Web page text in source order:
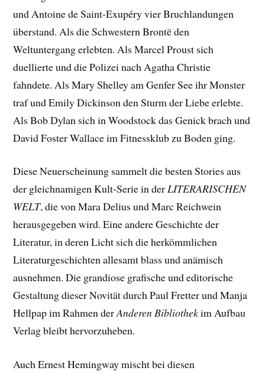
und Antoine de Saint-Exupéry vier Bruchlandungen
überstand. Als die Schwestern Brontë den
Weltuntergang erlebten. Als Marcel Proust sich
duellierte und die Polizei nach Agatha Christie
fahndete. Als Mary Shelley am Genfer See ihr Monster
traf und Emily Dickinson den Sturm der Liebe erlebte.
Als Bob Dylan sich in Woodstock das Genick brach und
David Foster Wallace im Fitnessklub zu Boden ging.
Diese Neuerscheinung sammelt die besten Stories aus
der gleichnamigen Kult-Serie in derLITERARISCHEN
WELT, die von Mara Delius und Marc Reichwein
herausgegeben wird. Eine andere Geschichte der
Literatur, in deren Licht sich die herkömmlichen
Literaturgeschichten allesamt blass und anämisch
ausnehmen. Die grandiose grafische und editorische
Gestaltung dieser Novität durch Paul Fretter und Manja
Hellpap im Rahmen derAnderen Bibliothekim Aufbau
Verlag bleibt hervorzuheben.
Auch Ernest Hemingway mischt bei diesen